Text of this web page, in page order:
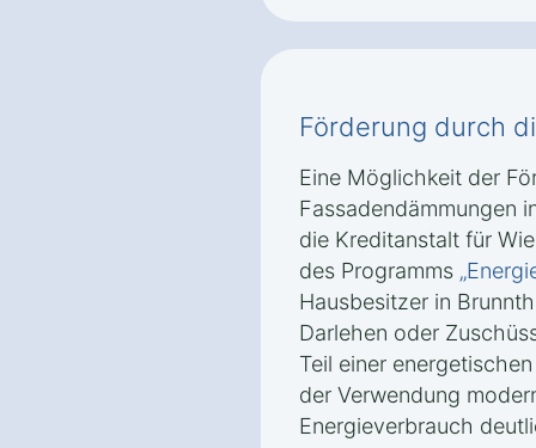
Förderung durch
Eine Möglichkeit der
Fassadendämmungen
die Kreditanstalt für
des Programms
Hausbesitzer in
Darlehen oder
Teil einer
der Verwendung
Energieverbrauch